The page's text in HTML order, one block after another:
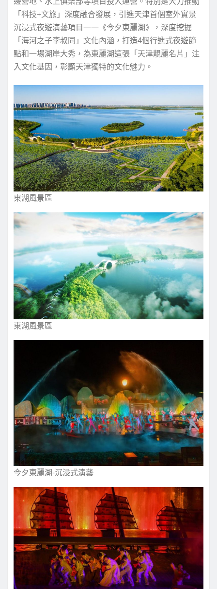
「科技+文旅」深度融合發展，引進天津首個室外實景
沉浸式夜遊演藝項目——《今夕東麗湖》，深度挖掘
「海河之子李叔同」文化內涵，打造4個行進式夜遊節
點和一場湖岸大秀，為東麗湖這張「天津靚麗名片」注
入文化基因，彰顯天津獨特的文化魅力。
東湖風景區
東湖風景區
今夕東麗湖-沉浸式演藝